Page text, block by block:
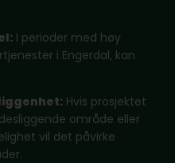
I perioder med høy
i Engerdal, kan
Hvis prosjektet
område eller
vil det påvirke